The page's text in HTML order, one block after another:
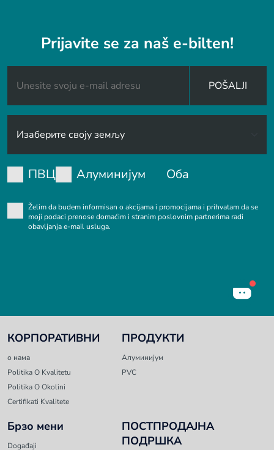
Prijavite se za naš e-bilten!
POŠALJI
ПВЦ Алуминијум Оба
Želim da budem informisan o akcijama i promocijama i prihvatam da se
moji podaci prenose domaćim i stranim poslovnim partnerima radi
obavljanja e-mail usluga.
КОРПОРАТИВНИ
о нама
Politika O Kvalitetu
Politika O Okolini
Certifikati Kvalitete
ПРОДУКТИ
Алуминијум
PVC
Брзо мени
Događaji
ПОСТПРОДАЈНА
ПОДРШКА